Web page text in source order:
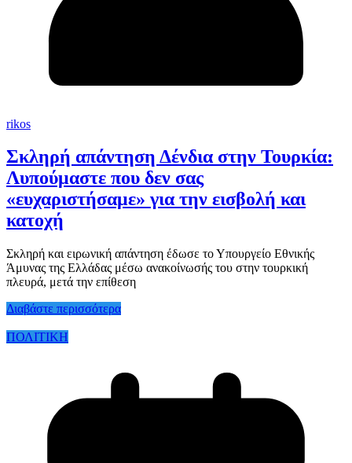
rikos
Σκληρή απάντηση Δένδια στην Τουρκία:
Λυπούμαστε που δεν σας
«ευχαριστήσαμε» για την εισβολή και
κατοχή
Σκληρή και ειρωνική απάντηση έδωσε το Υπουργείο Εθνικής
Άμυνας της Ελλάδας μέσω ανακοίνωσής του στην τουρκική
πλευρά, μετά την επίθεση
Διαβάστε περισσότερα
ΠΟΛΙΤΙΚΗ